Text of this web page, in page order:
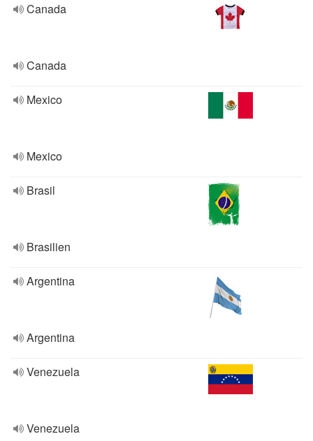
Canada
Canada
Mexico
Mexico
Brasil
Brasilien
Argentina
Argentina
Venezuela
Venezuela